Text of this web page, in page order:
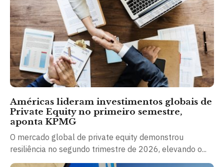
Américas lideram investimentos globais de
Private Equity no primeiro semestre,
aponta KPMG
O mercado global de private equity demonstrou
resiliência no segundo trimestre de 2026, elevando o...